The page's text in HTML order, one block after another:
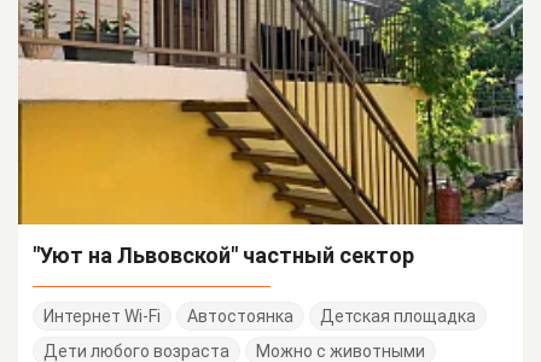
"Уют на Львовской" частный сектор
Интернет Wi-Fi Автостоянка
Детская площадка
Дети любого возраста
Можно с животными